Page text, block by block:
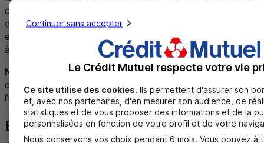
charge de la surconsommation d’eau ou encore la prise en
charge des frais de recherche d’origine de la fuite. Par
exemple, si un mur ou un sol a dû être détruit pour accéder
à une canalisation.
Ne pas oublier: il existe une franchise dans le contrat,
c’est-à-dire une somme forfaitaire déduite de
l’indemnisation
Et quel montant pouvez-vous
Continuer sans accepter
Le Crédit Mutuel respecte votre vie
Ce site utilise des cookies. Ils permettent d'assurer son
et, avec nos partenaires, d'en mesurer son audience, de
statistiques et de vous proposer des informations et de la
personnalisées en fonction de votre profil et de votre
Nous conservons vos choix pendant 6 mois. Vous pouvez à